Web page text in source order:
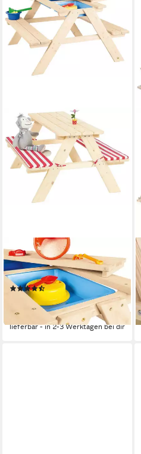
PINOLINO®
Wasserspieltisch Matsch-Nicki
für 4, BxLxH: 88x889x51 cm
(13)
73,23 € UVP115,00 €
-36%
lieferbar - in 2-3 Werktagen bei dir